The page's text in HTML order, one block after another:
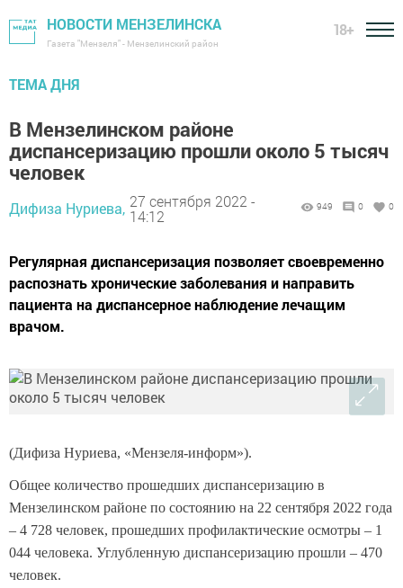
НОВОСТИ МЕНЗЕЛИНСКА
Газета "Мензеля" - Мензелинский район
18+
ТЕМА ДНЯ
В Мензелинском районе
диспансеризацию прошли около 5 тысяч
человек
Дифиза Нуриева, 27 сентября 2022 -
14:12
949 0 0
Регулярная диспансеризация позволяет своевременно
распознать хронические заболевания и направить
пациента на диспансерное наблюдение лечащим
врачом.
(Дифиза Нуриева, «Мензеля-информ»).
Общее количество прошедших диспансеризацию в
Мензелинском районе по состоянию на 22 сентября 2022 года
– 4 728 человек, прошедших профилактические осмотры – 1
044 человека. Углубленную диспансеризацию прошли – 470
человек.